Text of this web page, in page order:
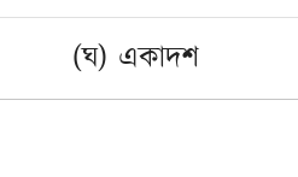
(ঘ) একাদশ